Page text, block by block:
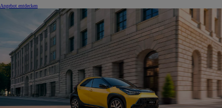
Angebot entdecken